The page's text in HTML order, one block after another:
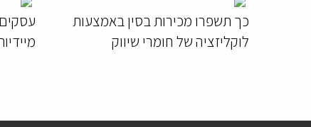
כך תשפרו מכירות בסין באמצעות
לוקליזציה של חומרי שיווק